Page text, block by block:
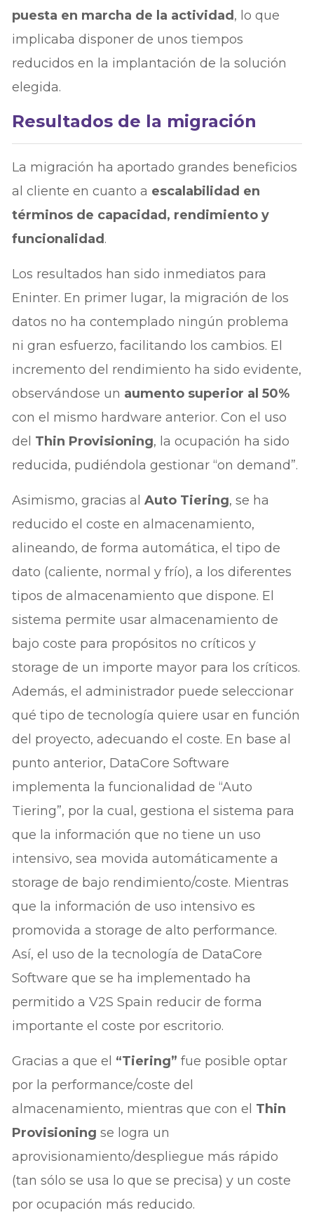
puesta en marcha de la actividad, lo que
implicaba disponer de unos tiempos
reducidos en la implantación de la solución
elegida.
Resultados de la migración
La migración ha aportado grandes beneficios
al cliente en cuanto a escalabilidad en
términos de capacidad, rendimiento y
funcionalidad.
Los resultados han sido inmediatos para
Eninter. En primer lugar, la migración de los
datos no ha contemplado ningún problema
ni gran esfuerzo, facilitando los cambios. El
incremento del rendimiento ha sido evidente,
observándose un aumento superior al 50%
con el mismo hardware anterior. Con el uso
del Thin Provisioning, la ocupación ha sido
reducida, pudiéndola gestionar “on demand”.
Asimismo, gracias alAuto Tiering, se ha
reducido el coste en almacenamiento,
alineando, de forma automática, el tipo de
dato (caliente, normal y frío), a los diferentes
tipos de almacenamiento que dispone. El
sistema permite usar almacenamiento de
bajo coste para propósitos no críticos y
storage de un importe mayor para los críticos.
Además, el administrador puede seleccionar
qué tipo de tecnología quiere usar en función
del proyecto, adecuando el coste. En base al
punto anterior, DataCore Software
implementa la funcionalidad de “Auto
Tiering”, por la cual, gestiona el sistema para
que la información que no tiene un uso
intensivo, sea movida automáticamente a
storage de bajo rendimiento/coste. Mientras
que la información de uso intensivo es
promovida a storage de alto performance.
Así, el uso de la tecnología de DataCore
Software que se ha implementado ha
permitido a V2S Spain reducir de forma
importante el coste por escritorio.
Gracias a que el “Tiering” fue posible optar
por la performance/coste del
almacenamiento, mientras que con el Thin
Provisioning se logra un
aprovisionamiento/despliegue más rápido
(tan sólo se usa lo que se precisa) y un coste
por ocupación más reducido.